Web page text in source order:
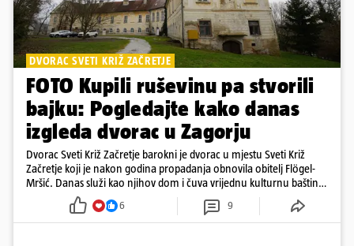
DVORAC SVETI KRIŽ ZAČRETJE
FOTO Kupili ruševinu pa stvorili
bajku: Pogledajte kako danas
izgleda dvorac u Zagorju
Dvorac Sveti Križ Začretje barokni je dvorac u mjestu Sveti Križ
Začretje koji je nakon godina propadanja obnovila obitelj Flögel-
Mršić. Danas služi kao njihov dom i čuva vrijednu kulturnu baštinu
davno zaboravljenog vremena
6 9